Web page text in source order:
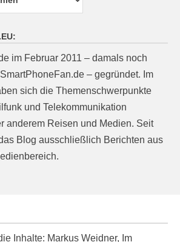
im Februar 2011 – damals noch
– gegründet. Im
sich die Themenschwerpunkte
und Telekommunikation
anderem Reisen und Medien. Seit
Blog ausschließlich Berichten aus
Inhalte: Markus Weidner, Im